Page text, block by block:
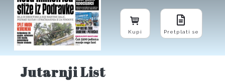
Kupi Pretplati se
Jutarnji List